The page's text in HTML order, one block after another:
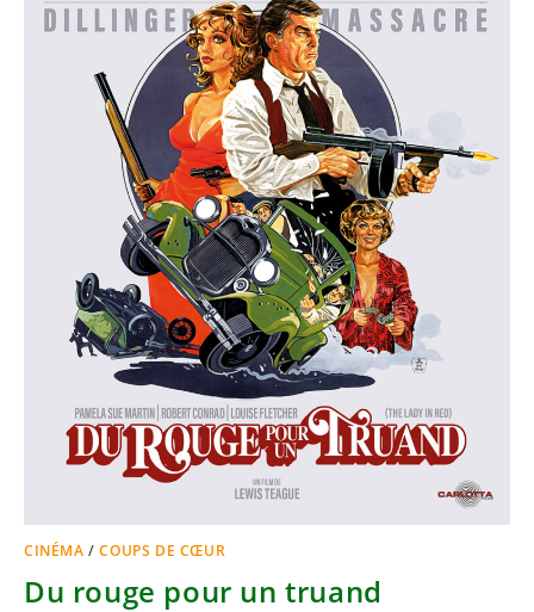
CINÉMA /COUPS DE CŒUR
Du rouge pour un truand